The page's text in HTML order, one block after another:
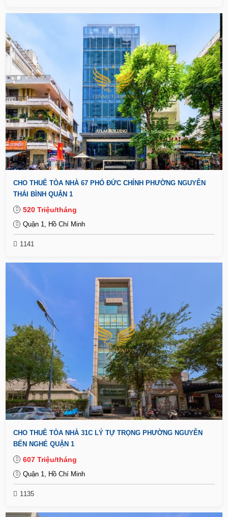
CHO THUÊ TÒA NHÀ 67 PHÓ ĐỨC CHÍNH PHƯỜNG NGUYỄN
THÁI BÌNH QUẬN 1
520 Triệu/tháng
Quận 1, Hồ Chí Minh
1141
CHO THUÊ TÒA NHÀ 31C LÝ TỰ TRỌNG PHƯỜNG NGUYỄN
BẾN NGHÉ QUẬN 1
607 Triệu/tháng
Quận 1, Hồ Chí Minh
1135